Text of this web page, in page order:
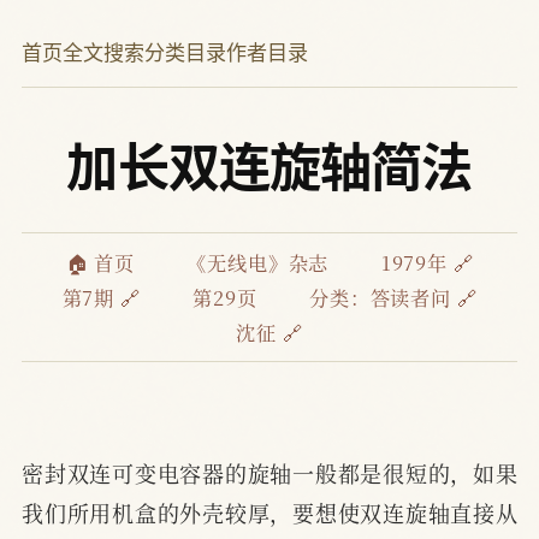
首页全文搜索分类目录作者目录
加长双连旋轴简法
🏠 首页 《无线电》杂志
1979年 🔗
第7期 🔗
第29页 分类： 答读者问 🔗
沈征 🔗
密封双连可变电容器的旋轴一般都是很短的，如果
我们所用机盒的外壳较厚，要想使双连旋轴直接从